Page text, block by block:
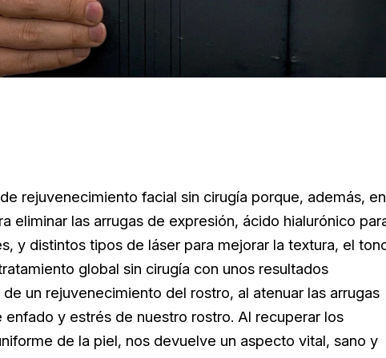
rejuvenecimiento facial sin cirugía porque, además, en
eliminar las arrugas de expresión, ácido hialurónico
y distintos tipos de láser para mejorar la textura, el
global sin cirugía con unos resultados
un rejuvenecimiento del rostro, al atenuar las arrugas
y estrés de nuestro rostro. Al recuperar los
de la piel, nos devuelve un aspecto vital, sano y